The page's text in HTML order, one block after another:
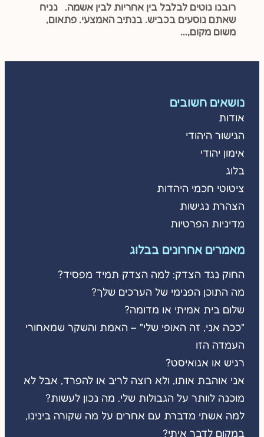
רובנו נוטים לבלבל בין אחריות לבין אשמה. נניח
שאתם נוסעים בכביש. בנתיב האמצעי. פתאום,
משום מקום,...
נושאים חשובים
אודות
הגישור היהודי
אימון יהודי
בלוג
ציטוטי חכמי היהדות
הצהרת נגישות
מדיניות הפרטיות
מאמרים אחרונים בבלוג
החוק נגד הצדק: למה הצדק תמיד מפסיד?
מה התוכן הפנימי של הערכים שלך?
שלום בית אמיתי או מדומה?
"ככה אני, זה האופי שלי" – האמת והשקר שמאחורי
העמדה הזו
רגיש או אגואיסט?
אני אוהבת אותו, ולא רוצה לריב או להפרד, אבל לא
מוכנה לוותר על הגבולות שלי. מה נכון לעשות?
למה אשתי מדברת עם אחרים על מה שקורה בינינו,
במקום לדבר איתי?